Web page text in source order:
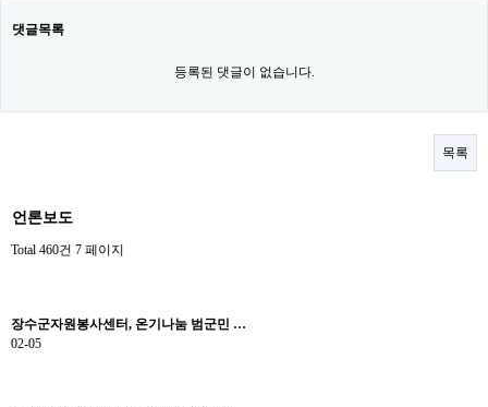
댓글목록
등록된 댓글이 없습니다.
목록
언론보도
Total 460건 7 페이지
장수군자원봉사센터, 온기나눔 범군민 …
02-05